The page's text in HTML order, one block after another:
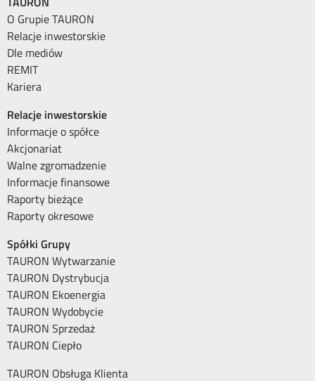
O Grupie TAURON
Relacje inwestorskie
Dle mediów
REMIT
Kariera
Relacje inwestorskie
Informacje o spółce
Akcjonariat
Walne zgromadzenie
Informacje finansowe
Raporty bieżące
Raporty okresowe
Spółki Grupy
TAURON Wytwarzanie
TAURON Dystrybucja
TAURON Ekoenergia
TAURON Wydobycie
TAURON Sprzedaż
TAURON Ciepło
TAURON Obsługa Klienta